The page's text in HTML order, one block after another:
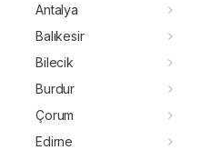
Antalya
Balıkesir
Bilecik
Burdur
Çorum
Edirne